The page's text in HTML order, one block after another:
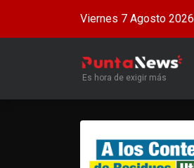
Viernes 7 Agosto 2026
Es hora de exigir más